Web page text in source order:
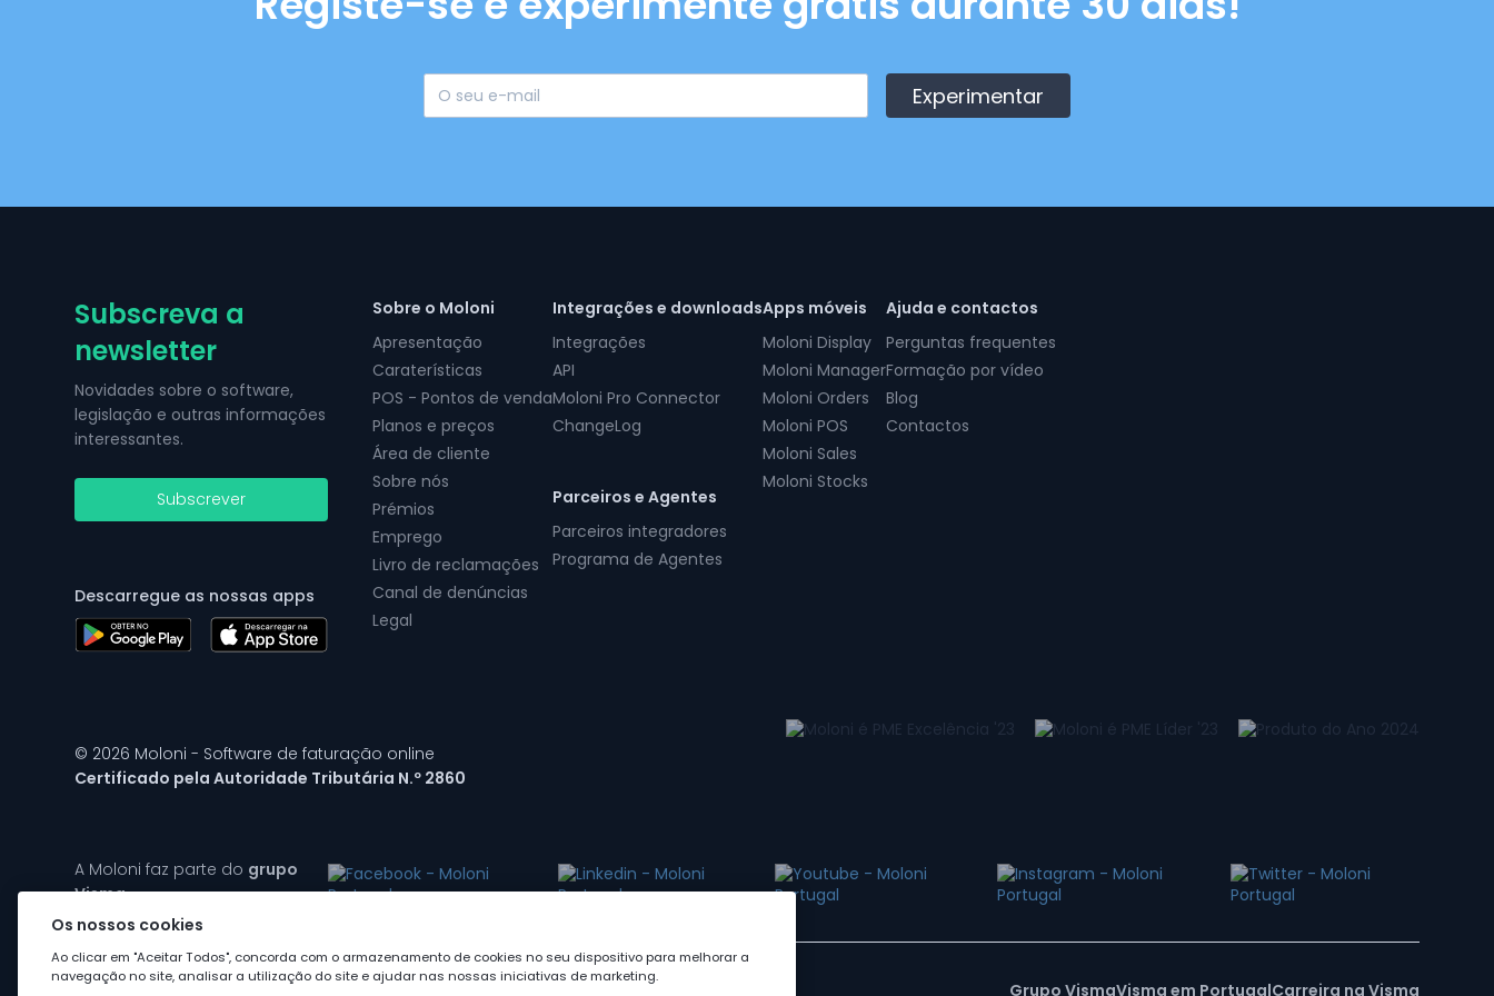
Experimentar
Subscreva a
newsletter
Novidades sobre o software,
legislação e outras informações
interessantes.
Subscrever
Descarregue as nossas apps
Sobre o Moloni
Apresentação
Caraterísticas
POS - Pontos de venda
Planos e preços
Área de cliente
Sobre nós
Prémios
Emprego
Livro de reclamações
Canal de denúncias
Legal
Integrações e downloads
Integrações
API
Moloni Pro Connector
ChangeLog
Parceiros e Agentes
Parceiros integradores
Programa de Agentes
Apps móveis
Moloni Display
Moloni Manager
Moloni Orders
Moloni POS
Moloni Sales
Moloni Stocks
Ajuda e contactos
Perguntas frequentes
Formação por vídeo
Blog
Contactos
© 2026 Moloni - Software de faturação online
Certificado pela Autoridade Tributária N.º 2860
A Moloni faz parte do grupo
Visma
Grupo VismaVisma em PortugalCarreira na Visma
Os nossos cookies
Ao clicar em "Aceitar Todos", concorda com o armazenamento de cookies no seu dispositivo para melhorar a
navegação no site, analisar a utilização do site e ajudar nas nossas iniciativas de marketing.